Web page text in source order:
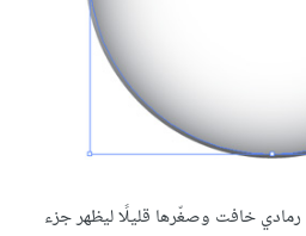
رمادي خافت وصغّرها قليلًا ليظهر جزء